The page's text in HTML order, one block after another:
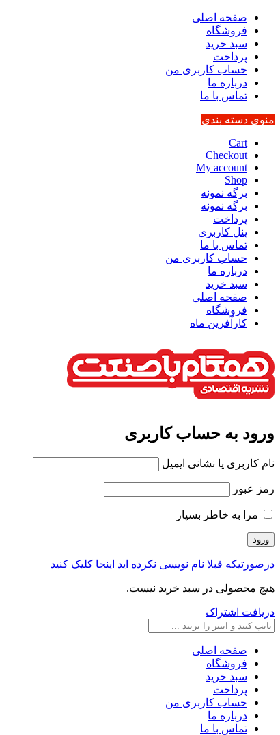
صفحه اصلی
فروشگاه
سبد خرید
پرداخت
حساب کاربری من
درباره ما
تماس با ما
منوی دسته بندی
Cart
Checkout
My account
Shop
برگه نمونه
برگه نمونه
پرداخت
پنل کاربری
تماس با ما
حساب کاربری من
درباره ما
سبد خرید
صفحه اصلی
فروشگاه
کارآفرین ماه
ورود به حساب کاربری
نام کاربری یا نشانی ایمیل
رمز عبور
مرا به خاطر بسپار
درصورتیکه قبلا نام نویسی نکرده اید اینجا کلیک کنید
هیچ محصولی در سبد خرید نیست.
دریافت اشتراک
صفحه اصلی
فروشگاه
سبد خرید
پرداخت
حساب کاربری من
درباره ما
تماس با ما